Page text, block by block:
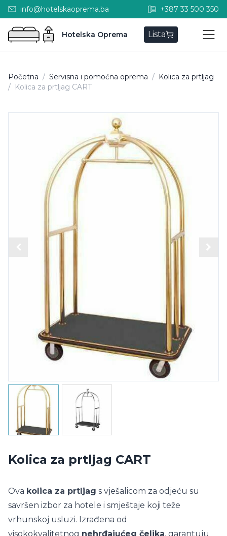
info@hotelskaoprema.ba +387 33 500 350
Hotelska Oprema Lista
Početna / Servisna i pomoćna oprema / Kolica za prtljag
/ Kolica za prtljag CART
Kolica za prtljag CART
Ova kolica za prtljag s vješalicom za odjeću su
savršen izbor za hotele i smještaje koji teže
vrhunskoj usluzi. Izrađena od
visokokvalitetnog nehrđajućeg čelika, garantuju